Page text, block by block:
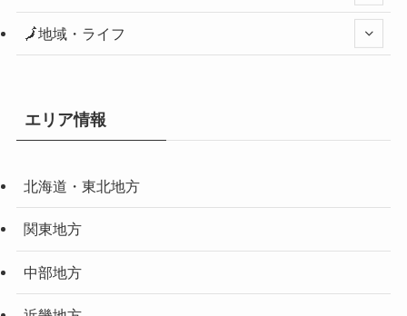
🗾地域・ライフ
エリア情報
北海道・東北地方
関東地方
中部地方